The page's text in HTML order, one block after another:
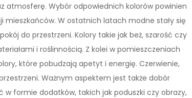
atmosferę. Wybór odpowiednich kolorów powinien
W ostatnich latach modne stały się
do przestrzeni. Kolory takie jak beż, szarość czy
i roślinnością. Z kolei w pomieszczeniach
które pobudzają apetyt i energię. Czerwienie,
Ważnym aspektem jest także dobór
formie dodatków, takich jak poduszki czy obrazy,